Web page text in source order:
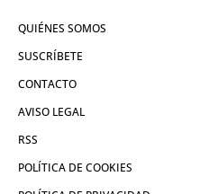
QUIÉNES SOMOS
SUSCRÍBETE
CONTACTO
AVISO LEGAL
RSS
POLÍTICA DE COOKIES